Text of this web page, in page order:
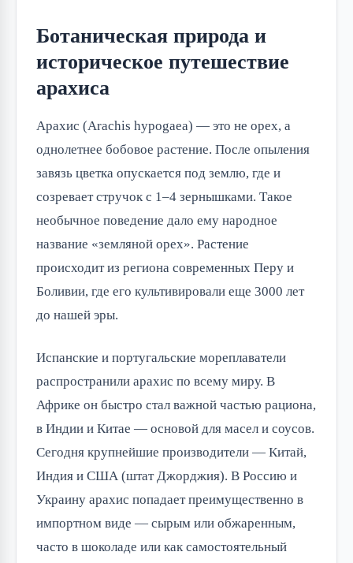
Ботаническая природа и
историческое путешествие
арахиса
Арахис (Arachis hypogaea) — это не орех, а
однолетнее бобовое растение. После опыления
завязь цветка опускается под землю, где и
созревает стручок с 1–4 зернышками. Такое
необычное поведение дало ему народное
название «земляной орех». Растение
происходит из региона современных Перу и
Боливии, где его культивировали еще 3000 лет
до нашей эры.
Испанские и португальские мореплаватели
распространили арахис по всему миру. В
Африке он быстро стал важной частью рациона,
в Индии и Китае — основой для масел и соусов.
Сегодня крупнейшие производители — Китай,
Индия и США (штат Джорджия). В Россию и
Украину арахис попадает преимущественно в
импортном виде — сырым или обжаренным,
часто в шоколаде или как самостоятельный